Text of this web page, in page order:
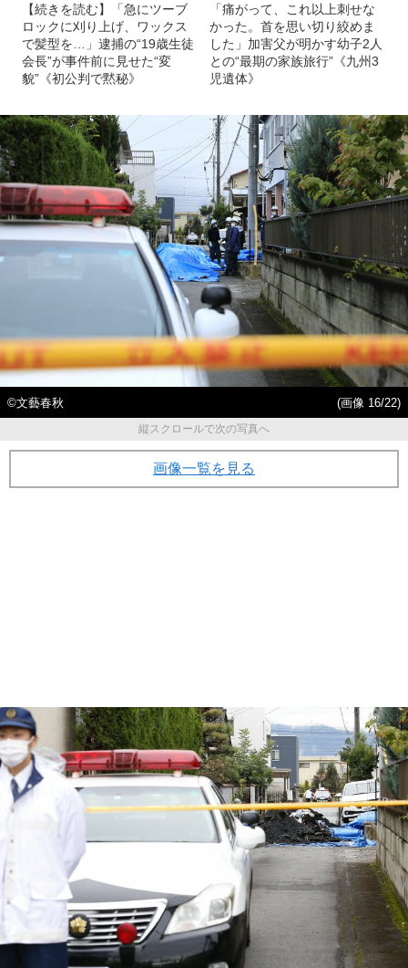
【続きを読む】「急にツーブ
ロックに刈り上げ、ワックス
で髪型を…」逮捕の“19歳生徒
会長”が事件前に見せた“変
貌”《初公判で黙秘》
「痛がって、これ以上刺せな
かった。首を思い切り絞めま
した」加害父が明かす幼子2人
との“最期の家族旅行”《九州3
児遺体》
©文藝春秋
(画像 16/22)
縦スクロールで次の写真へ
画像一覧を見る